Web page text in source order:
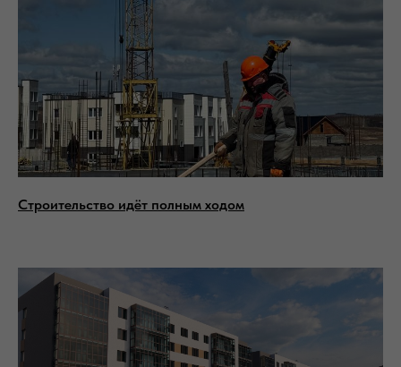
Строительство идёт полным ходом